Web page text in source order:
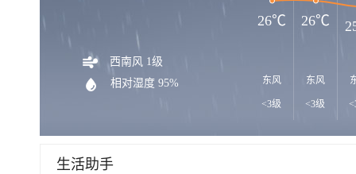
西南风 1级
相对湿度 95%
东风
<3级
东风
<3级
26℃ 26℃
生活助手